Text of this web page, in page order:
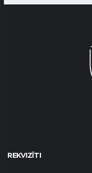
REKVIZĪTI